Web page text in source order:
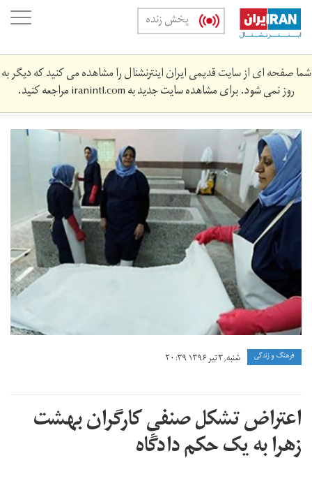
Skip
main
content
پخش زنده
شما صفحه ای از سایت قدیمی ایران اینترنشنال را مشاهده می کنید که دیگر به
روز نمی شود. برای مشاهده سایت جدید بهiranintl.comمراجعه کنید.
636339238280143829.jpg
فرهنگ و زندگی شنبه, ۳ تیر ۱۳۹۶ ۲۰:۳۹
اعتراض تشکل صنفیِ کارگران بهشت
زهرا به یک حکم دادگاه